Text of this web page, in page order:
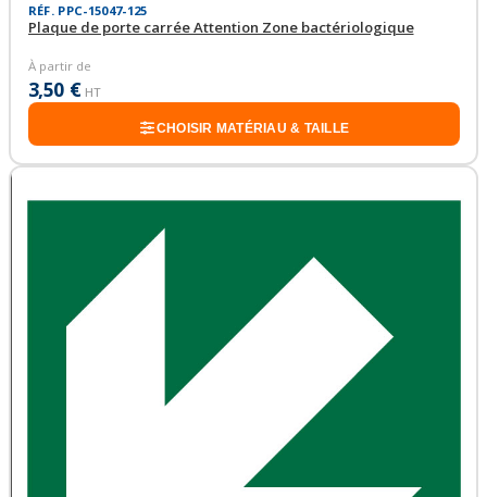
RÉF. PPC-15047-125
Plaque de porte carrée Attention Zone bactériologique
À partir de
3,50 € HT
CHOISIR MATÉRIAU & TAILLE